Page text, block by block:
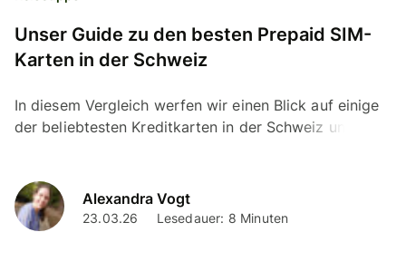
Unser Guide zu den besten Prepaid SIM-
Karten in der Schweiz
In diesem Vergleich werfen wir einen Blick auf einige
der beliebtesten Kreditkarten in der Schweiz und
Alexandra Vogt
23.03.26 Lesedauer: 8 Minuten